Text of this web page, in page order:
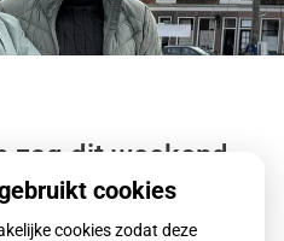
zag dit weekend
en
cookies
cookies zodat deze